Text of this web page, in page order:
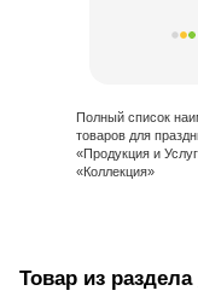
Полный список
товаров для
«Продукция и
«Коллекция»
Товар из раздела